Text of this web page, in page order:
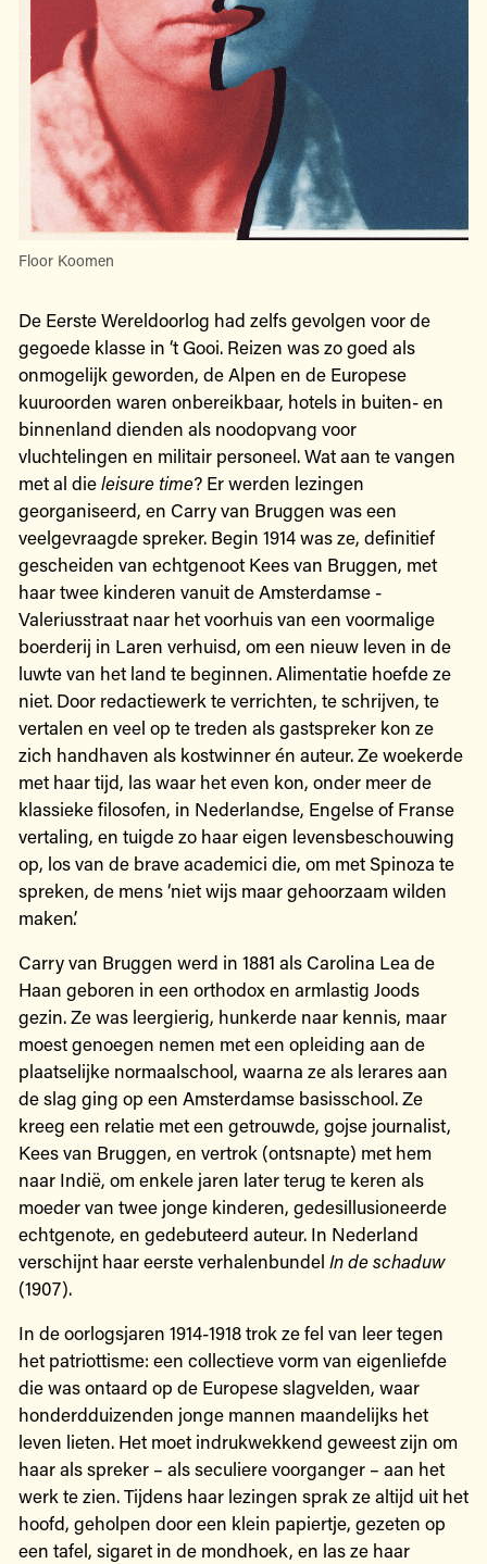
Floor Koomen
De Eerste Wereldoorlog had zelfs gevolgen voor de
gegoede klasse in ‘t Gooi. Reizen was zo goed als
onmogelijk geworden, de Alpen en de Europese
kuuroorden waren onbereikbaar, hotels in buiten- en
binnenland dienden als noodopvang voor
vluchtelingen en militair personeel. Wat aan te vangen
met al dieleisure time? Er werden lezingen
georganiseerd, en Carry van Bruggen was een
veelgevraagde spreker. Begin 1914 was ze, definitief
gescheiden van echtgenoot Kees van Bruggen, met
haar twee kinderen vanuit de Amsterdamse ­
Valeriusstraat naar het voorhuis van een voormalige
boerderij in Laren verhuisd, om een nieuw leven in de
luwte van het land te beginnen. Alimentatie hoefde ze
niet. Door redactiewerk te verrichten, te schrijven, te
vertalen en veel op te treden als gastspreker kon ze
zich handhaven als kostwinner én auteur. Ze woekerde
met haar tijd, las waar het even kon, onder meer de
klassieke filosofen, in Nederlandse, Engelse of Franse
vertaling, en tuigde zo haar eigen levensbeschouwing
op, los van de brave academici die, om met Spinoza te
spreken, de mens ‘niet wijs maar gehoorzaam wilden
maken’.
Carry van Bruggen werd in 1881 als Carolina Lea de
Haan geboren in een orthodox en armlastig Joods
gezin. Ze was leergierig, hunkerde naar kennis, maar
moest genoegen nemen met een opleiding aan de
plaatselijke normaalschool, waarna ze als lerares aan
de slag ging op een Amsterdamse basisschool. Ze
kreeg een relatie met een getrouwde, gojse journalist,
Kees van Bruggen, en vertrok (ontsnapte) met hem
naar Indië, om enkele jaren later terug te keren als
moeder van twee jonge kinderen, gedesillusioneerde
echtgenote, en gedebuteerd auteur. In Nederland
verschijnt haar eerste verhalenbundel In de schaduw
(1907).
In de oorlogsjaren 1914-1918 trok ze fel van leer tegen
het patriottisme: een collectieve vorm van eigenliefde
die was ontaard op de Europese slagvelden, waar
honderdduizenden jonge mannen maandelijks het
leven lieten. Het moet indrukwekkend geweest zijn om
haar als spreker – als seculiere voorganger – aan het
werk te zien. Tijdens haar lezingen sprak ze altijd uit het
hoofd, geholpen door een klein papiertje, gezeten op
een tafel, sigaret in de mondhoek, en las ze haar